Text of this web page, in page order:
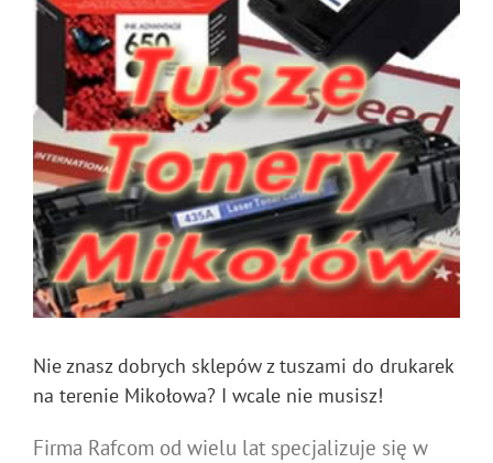
Nie znasz dobrych sklepów z tuszami do drukarek
na terenie Mikołowa? I wcale nie musisz!
Firma Rafcom od wielu lat specjalizuje się w